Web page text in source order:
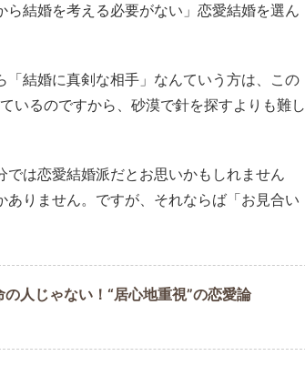
ら結婚を考える必要がない」恋愛結婚を選ん
結婚に真剣な相手」なんていう方は、この
いるのですから、砂漠で針を探すよりも難し
は恋愛結婚派だとお思いかもしれません
りません。ですが、それならば「お見合い
人じゃない！“居心地重視”の恋愛論